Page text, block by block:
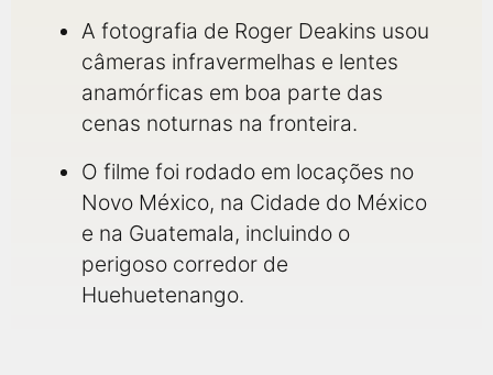
A fotografia de Roger Deakins usou
câmeras infravermelhas e lentes
anamórficas em boa parte das
cenas noturnas na fronteira.
O filme foi rodado em locações no
Novo México, na Cidade do México
e na Guatemala, incluindo o
perigoso corredor de
Huehuetenango.